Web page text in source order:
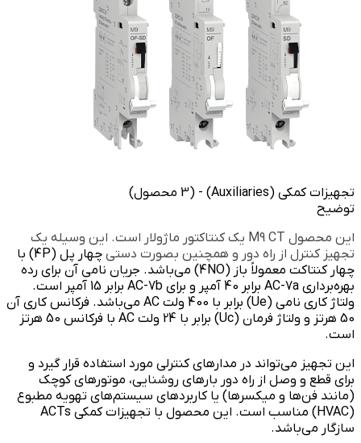
تجهیزات کمکی (Auxiliaries) - (3 محصول)
توضیح
این محصول M9 CT یک کنتاکتور ماژولار است. این وسیله یک
تجهیز کنترل از راه دور و همچنین بصورت دستی
چهار پل (4P) با
چهار کنتاکت معمولاً باز (4NO) می‌باشد. جریان نامی آن برای رده
بهره‌برداری AC-7a برابر 40 آمپر و برای AC-7b برابر 15 آمپر است.
ولتاژ کاری نامی (Ue) برابر با 400 ولت AC می‌باشد. فرکانس کاری آن
50 هرتز و ولتاژ فرمان (Uc) برابر با 24 ولت AC با فرکانس 50 هرتز
است.
این تجهیز می‌تواند در مدارهای کنترلی مورد استفاده قرار گیرد و
برای قطع و وصل از راه دور بارهای روشنایی، موتورهای کوچک
(مانند فن‌ها و میکسرها) یا کاربردهای سیستم‌های تهویه مطبوع
(HVAC) مناسب است. این محصول با تجهیزات کمکی ACTs
سازگار می‌باشد.